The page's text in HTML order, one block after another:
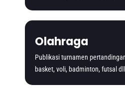
Olahraga
Publikasi turnamen
basket, voli, badminton, futsal